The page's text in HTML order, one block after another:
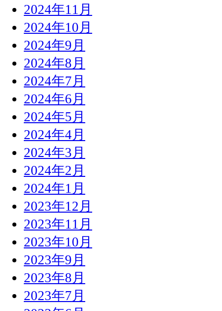
2024年11月
2024年10月
2024年9月
2024年8月
2024年7月
2024年6月
2024年5月
2024年4月
2024年3月
2024年2月
2024年1月
2023年12月
2023年11月
2023年10月
2023年9月
2023年8月
2023年7月